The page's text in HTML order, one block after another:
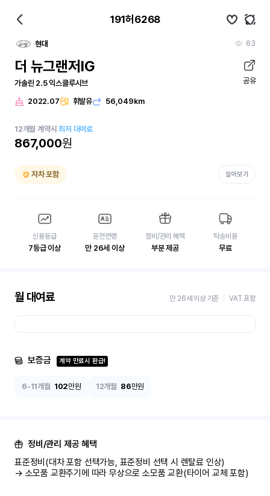
191허6268
현대 63
더 뉴그랜저IG
가솔린 2.5 익스클루시브 공유
2022.07 휘발유 56,049km
12개월 계약시최저 대여료
867,000원
자차 포함 알아보기
신용등급
7등급 이상
운전연령
만 26세 이상
정비/관리 혜택
부분 제공
탁송비용
무료
월 대여료 만 26세 이상 기준 VAT 포함
보증금 계약 만료시 환급!
6-11개월 102만원 12개월 86만원
정비/관리 제공 혜택
표준정비(대차 포함 선택가능, 표준정비 선택 시 렌탈료 인상)
→ 소모품 교환주기에 따라 무상으로 소모품 교환(타이어 교체 포함)